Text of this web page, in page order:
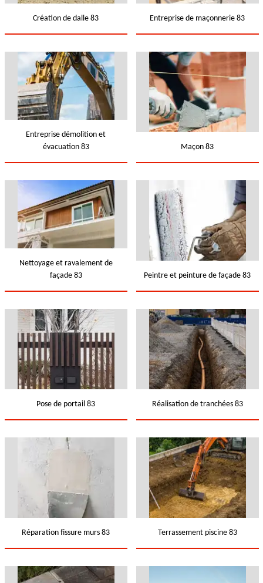
Création de dalle 83 Entreprise de maçonnerie 83
Entreprise démolition et
évacuation 83
Maçon 83
Nettoyage et ravalement de
façade 83
Peintre et peinture de façade 83
Pose de portail 83 Réalisation de tranchées 83
Réparation fissure murs 83 Terrassement piscine 83